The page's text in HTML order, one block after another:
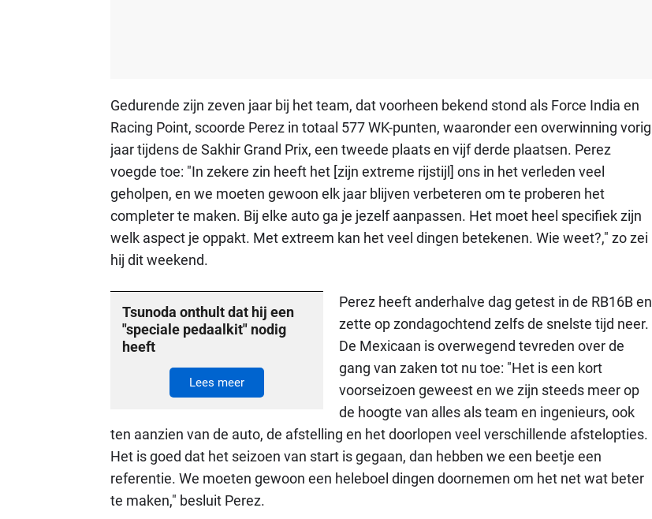
Gedurende zijn zeven jaar bij het team, dat voorheen bekend stond als Force India en
Racing Point, scoorde Perez in totaal 577 WK-punten, waaronder een overwinning vorig
jaar tijdens de Sakhir Grand Prix, een tweede plaats en vijf derde plaatsen. Perez
voegde toe: "In zekere zin heeft het [zijn extreme rijstijl] ons in het verleden veel
geholpen, en we moeten gewoon elk jaar blijven verbeteren om te proberen het
completer te maken. Bij elke auto ga je jezelf aanpassen. Het moet heel specifiek zijn
welk aspect je oppakt. Met extreem kan het veel dingen betekenen. Wie weet?," zo zei
hij dit weekend.
Tsunoda onthult dat hij een
"speciale pedaalkit" nodig
heeft
Lees meer
Perez heeft anderhalve dag getest in de RB16B en
zette op zondagochtend zelfs de snelste tijd neer.
De Mexicaan is overwegend tevreden over de
gang van zaken tot nu toe: "Het is een kort
voorseizoen geweest en we zijn steeds meer op
de hoogte van alles als team en ingenieurs, ook
ten aanzien van de auto, de afstelling en het doorlopen veel verschillende afstelopties.
Het is goed dat het seizoen van start is gegaan, dan hebben we een beetje een
referentie. We moeten gewoon een heleboel dingen doornemen om het net wat beter
te maken," besluit Perez.